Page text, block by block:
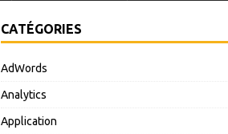
CATÉGORIES
AdWords
Analytics
Application